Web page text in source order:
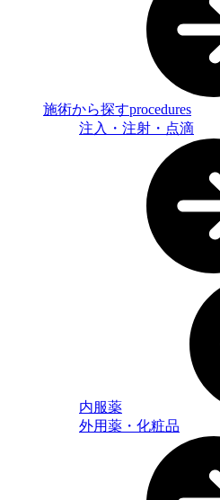
施術から探すprocedures
注入・注射・点滴
内服薬
外用薬・化粧品